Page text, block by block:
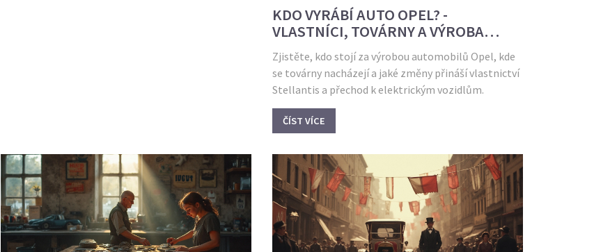
KDO VYRÁBÍ AUTO OPEL? -
VLASTNÍCI, TOVÁRNY A VÝROBA
V ROCE 2025
Zjistěte, kdo stojí za výrobou automobilů Opel, kde
se továrny nacházejí a jaké změny přináší vlastnictví
Stellantis a přechod k elektrickým vozidlům.
ČÍST VÍCE